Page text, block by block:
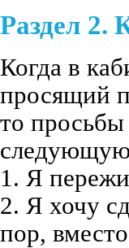
Раздел 2.
Когда в
просящий
то
1. Я
2. Я хочу
пор,